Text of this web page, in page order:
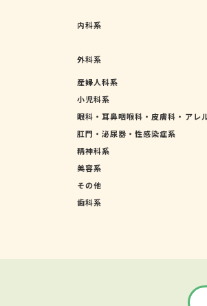
内科系
外科系
産婦人科系
小児科系
眼科・耳鼻咽喉科・皮膚科・アレ
肛門・泌尿器・性感染症系
精神科系
美容系
その他
歯科系